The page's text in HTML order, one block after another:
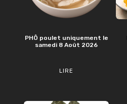
PHÔ poulet uniquement le
samedi 8 Août 2026
LIRE